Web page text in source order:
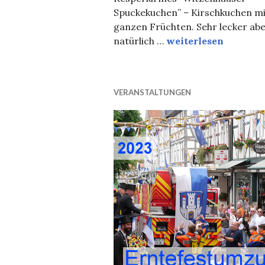
Spuckekuchen” – Kirschkuchen
ganzen Früchten. Sehr lecker
natürlich … Kesperkirmes
weiterlesen
VERANSTALTUNGEN